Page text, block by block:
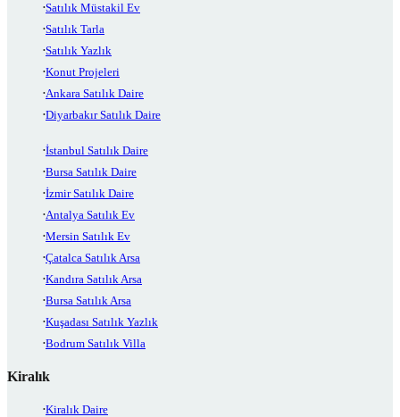
Satılık Müstakil Ev
Satılık Tarla
Satılık Yazlık
Konut Projeleri
Ankara Satılık Daire
Diyarbakır Satılık Daire
İstanbul Satılık Daire
Bursa Satılık Daire
İzmir Satılık Daire
Antalya Satılık Ev
Mersin Satılık Ev
Çatalca Satılık Arsa
Kandıra Satılık Arsa
Bursa Satılık Arsa
Kuşadası Satılık Yazlık
Bodrum Satılık Villa
Kiralık
Kiralık Daire